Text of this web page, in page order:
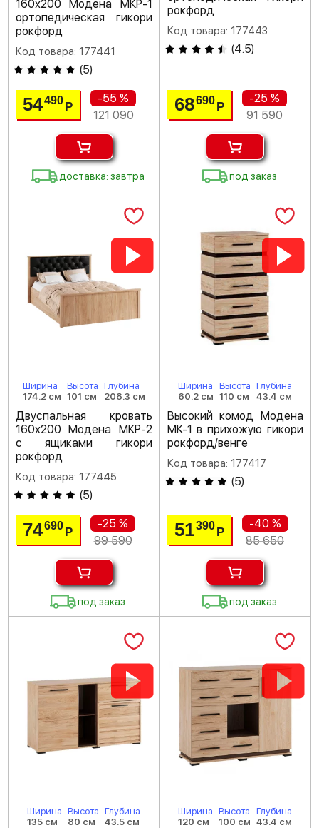
160х200 Модена МКР-1
ортопедическая гикори
рокфорд
Код товара: 177441
(5)
54490Р
-55 %
121 090
доставка: завтра
рокфорд
Код товара: 177443
(4.5)
68690 Р
-25 %
91 590
под заказ
Ширина
174.2 см
Высота
101 см
Глубина
208.3 см
Двуспальная кровать
160х200 Модена МКР-2
с ящиками гикори
рокфорд
Код товара: 177445
(5)
74690Р
-25 %
99 590
под заказ
Ширина
60.2 см
Высота
110 см
Глубина
43.4 см
Высокий комод Модена
МК-1 в прихожую гикори
рокфорд/венге
Код товара: 177417
(5)
51390 Р
-40 %
85 650
под заказ
Ширина
135 см
Высота
80 см
Глубина
43.5 см
Ширина
120 см
Высота
100 см
Глубина
43.4 см